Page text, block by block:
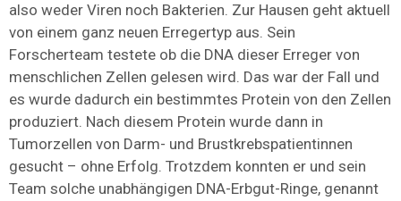
also weder Viren noch Bakterien. Zur Hausen geht aktuell
von einem ganz neuen Erregertyp aus. Sein
Forscherteam testete ob die DNA dieser Erreger von
menschlichen Zellen gelesen wird. Das war der Fall und
es wurde dadurch ein bestimmtes Protein von den Zellen
produziert. Nach diesem Protein wurde dann in
Tumorzellen von Darm- und Brustkrebspatientinnen
gesucht – ohne Erfolg. Trotzdem konnten er und sein
Team solche unabhängigen DNA-Erbgut-Ringe, genannt